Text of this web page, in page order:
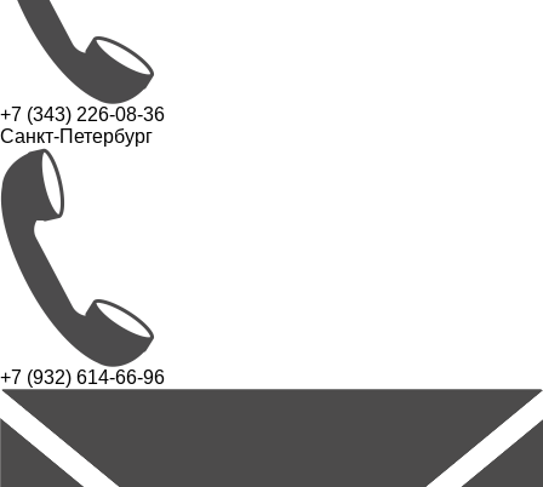
+7 (343) 226-08-36
Санкт-Петербург
+7 (932) 614-66-96